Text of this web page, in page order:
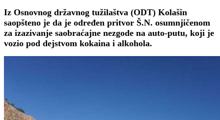
Iz Osnovnog državnog tužilaštva (ODT) Kolašin
saopšteno je da je određen pritvor Š.N. osumnjičenom
za izazivanje saobraćajne nezgode na auto-putu, koji je
vozio pod dejstvom kokaina i alkohola.